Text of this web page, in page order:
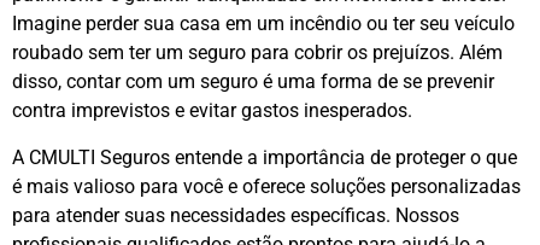
Imagine perder sua casa em um incêndio ou ter seu veículo
roubado sem ter um seguro para cobrir os prejuízos. Além
disso, contar com um seguro é uma forma de se prevenir
contra imprevistos e evitar gastos inesperados.
A CMULTI Seguros entende a importância de proteger o que
é mais valioso para você e oferece soluções personalizadas
para atender suas necessidades específicas. Nossos